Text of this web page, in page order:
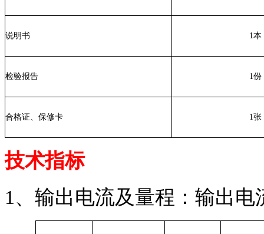
说明书 1本
检验报告 1份
合格证、保修卡 1张
技术指标
1、输出电流及量程：输出电